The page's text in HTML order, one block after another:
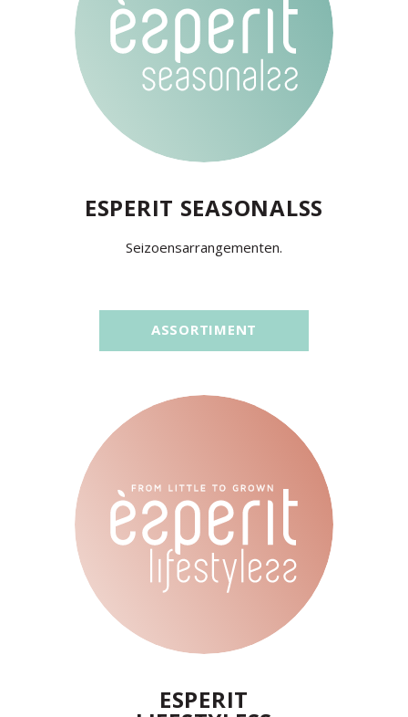
ESPERIT SEASONALSS
Seizoensarrangementen.
ASSORTIMENT
ESPERIT